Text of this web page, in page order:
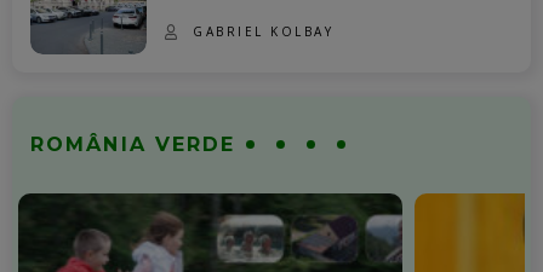
GABRIEL KOLBAY
ROMÂNIA VERDE